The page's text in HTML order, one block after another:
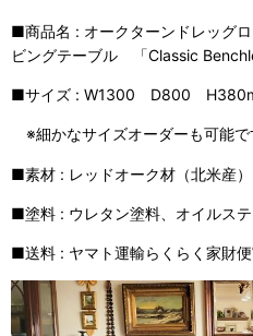
■商品名 : オークターンドレッグ
ビングテーブル 「Classic
■サイズ : W1300 D800
※細かなサイズオーダーも可能で
■素材 : レッドオーク材（北米産）
■塗料 : ウレタン塗料、オイル
■送料 : ヤマト運輸らくらく家財